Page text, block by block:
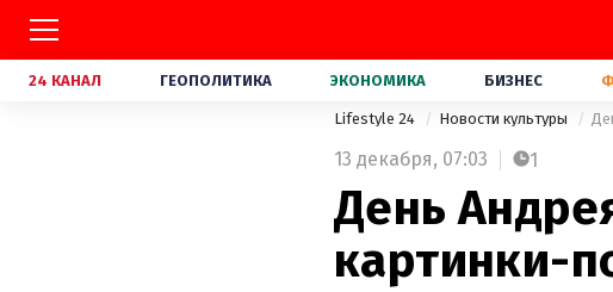
24 КАНАЛ ГЕОПОЛИТИКА ЭКОНОМИКА БИЗНЕС
Lifestyle 24 Новости культуры
13 декабря, 07:03 1
День
картинки-